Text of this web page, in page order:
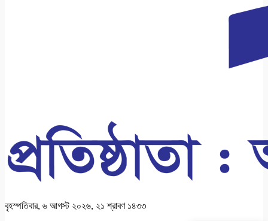
বৃহস্পতিবার, ৬ আগস্ট ২০২৬, ২১ শ্রাবণ ১৪৩৩